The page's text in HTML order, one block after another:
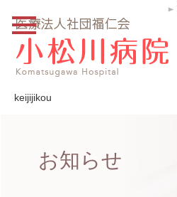
keijijikou
お知らせ